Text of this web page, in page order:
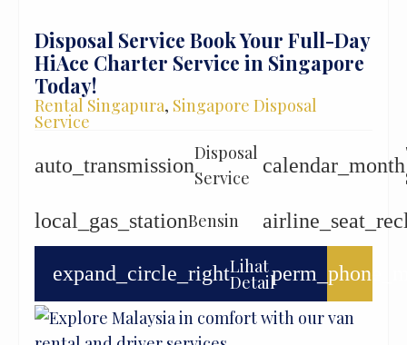
Disposal Service Book Your Full-Day
HiAce Charter Service in Singapore
Today!
Rental Singapura, Singapore Disposal
Service
auto_transmission
Disposal
Service
calendar_month
local_gas_stationBensin
expand_circle_rightLihat
Detail